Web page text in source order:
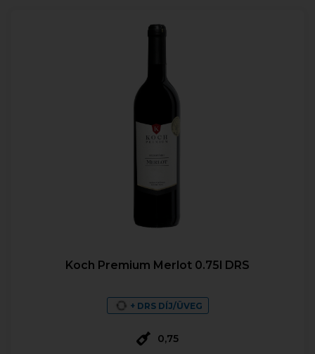
Koch Premium Merlot 0.75l DRS
+ DRS DÍJ/ÜVEG
0,75